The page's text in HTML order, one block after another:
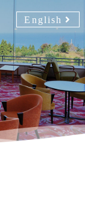
English